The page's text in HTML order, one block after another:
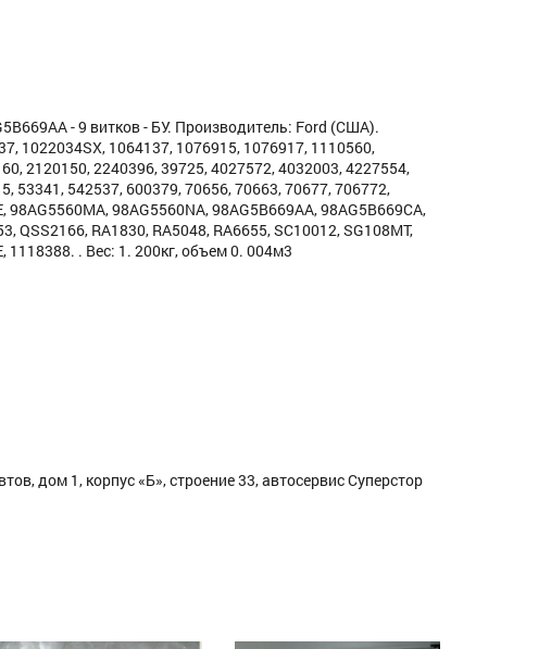
- 9 витков - БУ. Производитель: Ford (США).
1022034SX, 1064137, 1076915, 1076917, 1110560,
2120150, 2240396, 39725, 4027572, 4032003, 4227554,
53341, 542537, 600379, 70656, 70663, 70677, 706772,
98AG5560NA, 98AG5B669AA, 98AG5B669CA,
QSS2166, RA1830, RA5048, RA6655, SC10012, SG108MT,
1118388. . Вес: 1. 200кг, объем 0. 004м3
дом 1, корпус «Б», строение 33, автосервис Суперстор